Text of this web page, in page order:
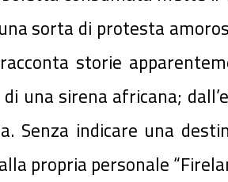
sorta di protesta
storie
sirena africana;
Senza indicare una
propria personale